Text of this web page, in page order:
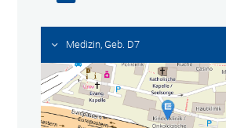
Medizin, Geb. D7